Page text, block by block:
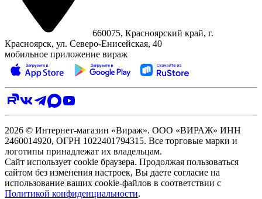
660075, Красноярский край, г.
Красноярск, ул. Северо‑Енисейская, 40
мобильное приложение вираж
2026 © Интернет-магазин «Вираж». ООО «ВИРАЖ» ИНН
2460014920, ОГРН 1022401794315. Все торговые марки и
логотипы принадлежат их владельцам.
Сайт использует cookie браузера. Продолжая пользоваться
сайтом без изменения настроек, Вы даете согласие на
использование ваших cookie-файлов в соответствии с
Политикой конфиденциальности.